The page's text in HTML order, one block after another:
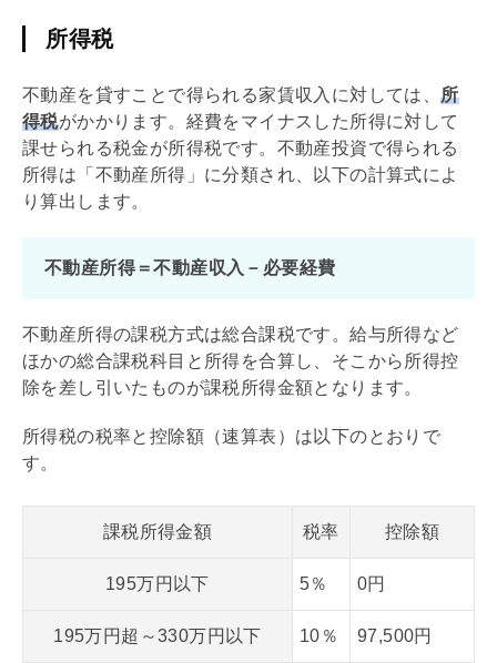
所得税
不動産を貸すことで得られる家賃収入に対しては、所
得税がかかります。経費をマイナスした所得に対して
課せられる税金が所得税です。不動産投資で得られる
所得は「不動産所得」に分類され、以下の計算式によ
り算出します。
不動産所得＝不動産収入－必要経費
不動産所得の課税方式は総合課税です。給与所得など
ほかの総合課税科目と所得を合算し、そこから所得控
除を差し引いたものが課税所得金額となります。
所得税の税率と控除額（速算表）は以下のとおりで
す。
課税所得金額 税率 控除額
195万円以下 5％ 0円
195万円超～330万円以下 10％ 97,500円